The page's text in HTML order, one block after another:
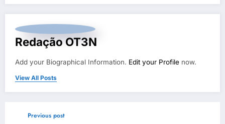
Redação OT3N
Add your Biographical Information. Edit your Profile now.
View All Posts
Previous post